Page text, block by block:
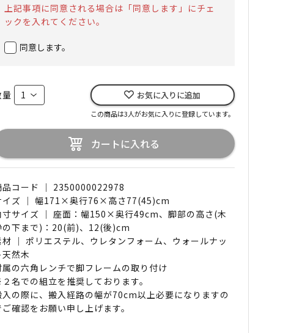
上記事項に同意される場合は「同意します」にチェ
ックを入れてください。
同意します。
量 お気に入りに追加
この商品は3人がお気に入りに登録しています。
カートに入れる
品コード ｜ 2350000022978
イズ ｜ 幅171×奥行76×高さ77(45)cm
寸サイズ ｜ 座面：幅150×奥行49cm、脚部の高さ(木
の下まで)：20(前)、12(後)cm
材 ｜ ポリエステル、ウレタンフォーム、ウォールナッ
天然木
属の六角レンチで脚フレームの取り付け
名での組立を推奨しております。
入の際に、搬入経路の幅が70cm以上必要になりますの
ご確認をお願い申し上げます。